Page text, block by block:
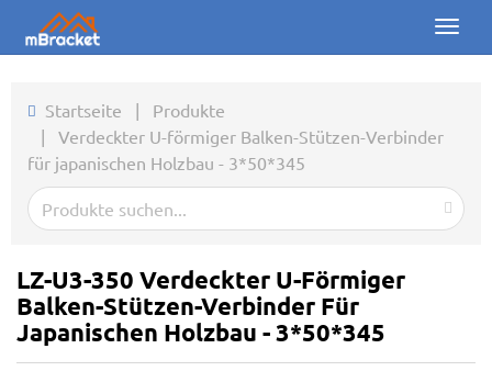
Toggle
Produkte
Über uns
Startseite | Produkte
| Verdeckter U-förmiger Balken-Stützen-Verbinder
für japanischen Holzbau - 3*50*345
LZ-U3-350 Verdeckter U-Förmiger
Balken-Stützen-Verbinder Für
Japanischen Holzbau - 3*50*345